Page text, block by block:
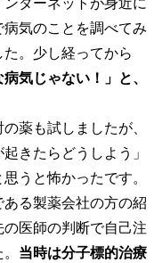
気のことを調べてみ
。少し経ってから
気じゃない！」と、
薬も試しましたが、
きたらどうしよう」
うと怖かったです。
る製薬会社の方の紹
医師の判断で自己注
当時は分子標的治療